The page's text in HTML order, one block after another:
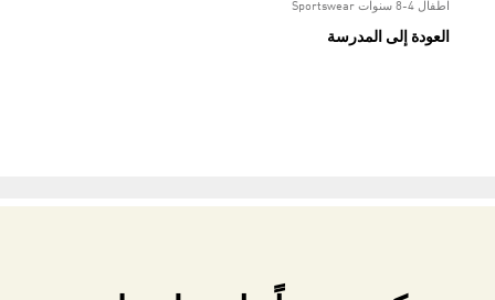
اطفال 4-8 سنوات Sportswear
العودة إلى المدرسة